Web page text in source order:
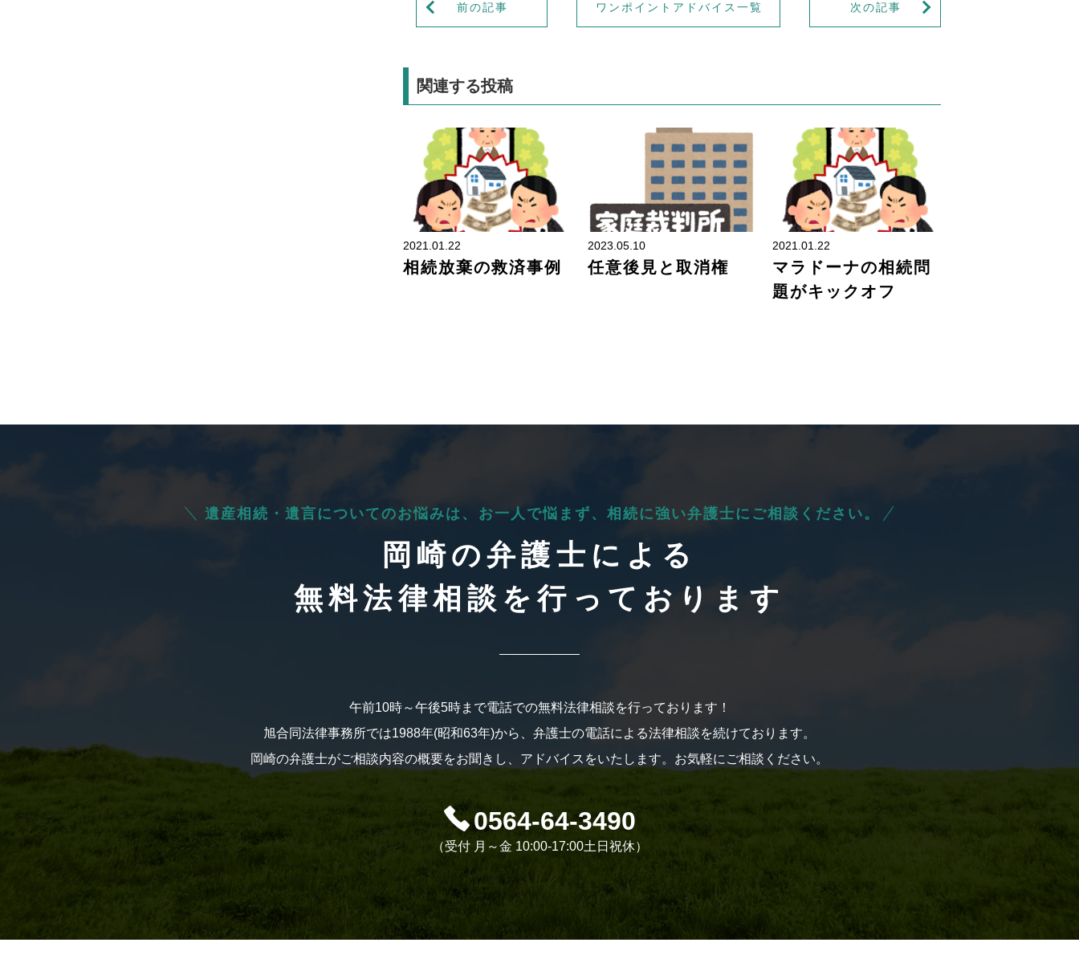
前の記事 次の記事
ワンポイントアドバイス一覧
関連する投稿
2021.01.22
相続放棄の救済事例
財産管理
2023.05.10
任意後見と取消権
2021.01.22
マラドーナの相続問
題がキックオフ
遺産相続・遺言についてのお悩みは、 お一人で悩まず、 相続に強い弁護士にご相談ください。
岡崎の弁護士による
無料法律相談を行っております
午前10時～午後5時まで電話での無料法律相談を行っております！
旭合同法律事務所では1988年(昭和63年)から、弁護士の電話による法律相談を続けております。
岡崎の弁護士がご相談内容の概要をお聞きし、アドバイスをいたします。お気軽にご相談ください。
0564-64-3490
（受付 月～金 10:00-17:00土日祝休）